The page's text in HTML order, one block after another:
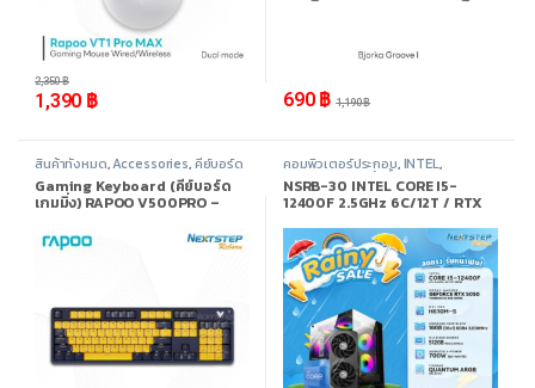
-41%
1,390 ฿
2,350฿
690 ฿ 1,190฿
สินค้าทั้งหมด,Accessories,คีย์บอร์ด
Gaming Keyboard (คีย์บอร์ด
เกมมิ่ง) RAPOO V500PRO –
คอมพิวเตอร์ประกอบ,INTEL,
สินค้าทั้งหมด
NSRB-30 INTEL CORE I5-
12400F 2.5GHz 6C/12T / RTX
M.2 512GB